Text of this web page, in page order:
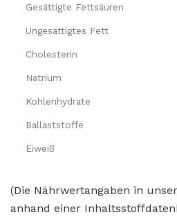
Gesättigte Fettsäuren
Ungesättigtes Fett
Cholesterin
Natrium
Kohlenhydrate
Ballaststoffe
Eiweiß
(Die Nährwertangaben in
anhand einer